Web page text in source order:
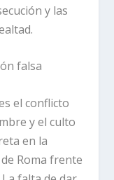
y las
falsa
el conflicto
y el culto
en la
Roma frente